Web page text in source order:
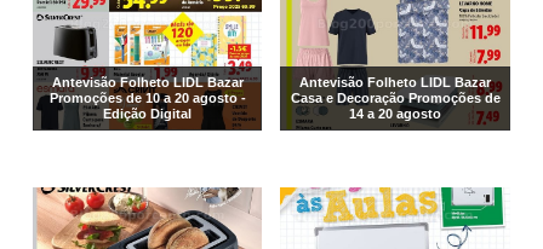
Antevisão Folheto LIDL Bazar
Promoções de 10 a 20 agosto -
Edição Digital
Antevisão Folheto LIDL Bazar
Casa e Decoração Promoções de
14 a 20 agosto